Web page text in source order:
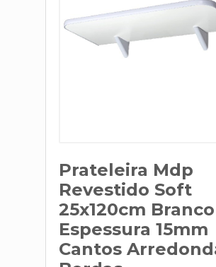
Prateleira Mdp
Revestido Soft
25x120cm Branco
Espessura 15mm
Cantos